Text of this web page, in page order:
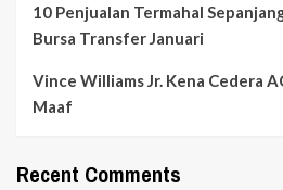
10 Penjualan Termahal
Bursa Transfer Januari
Vince Williams Jr. Kena Cedera
Maaf
Recent Comments